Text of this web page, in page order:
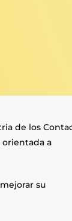
de los
a
su